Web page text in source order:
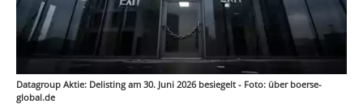
Datagroup Aktie: Delisting am 30. Juni 2026 besiegelt - Foto: über boerse-
global.de